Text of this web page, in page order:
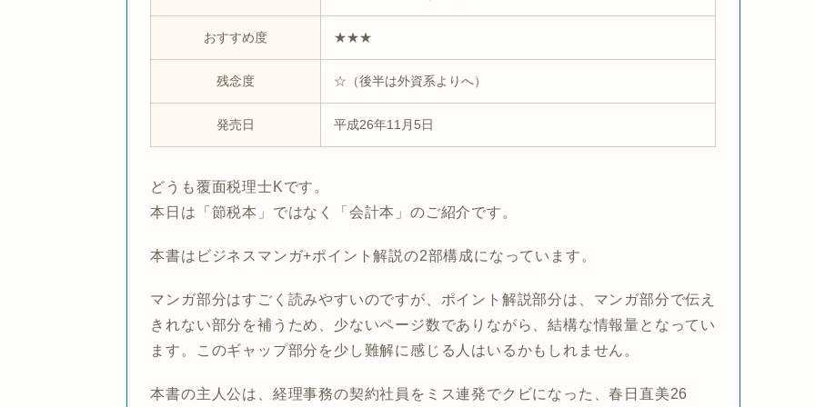
おすすめ度 ★★★
残念度 ☆（後半は外資系よりへ）
発売日 平成26年11月5日
どうも覆面税理士Kです。
本日は「節税本」ではなく「会計本」のご紹介です。
本書はビジネスマンガ+ポイント解説の2部構成になっています。
マンガ部分はすごく読みやすいのですが、ポイント解説部分は、マンガ部分で伝え
きれない部分を補うため、少ないページ数でありながら、結構な情報量となってい
ます。このギャップ部分を少し難解に感じる人はいるかもしれません。
本書の主人公は、経理事務の契約社員をミス連発でクビになった、春日直美26